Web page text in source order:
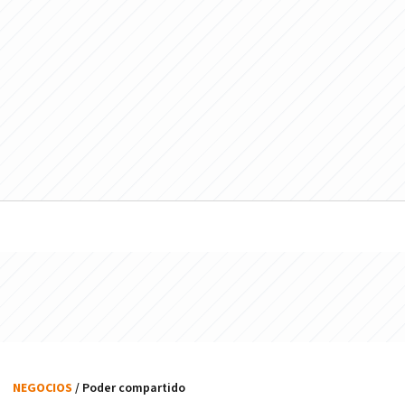
NEGOCIOS / Poder compartido